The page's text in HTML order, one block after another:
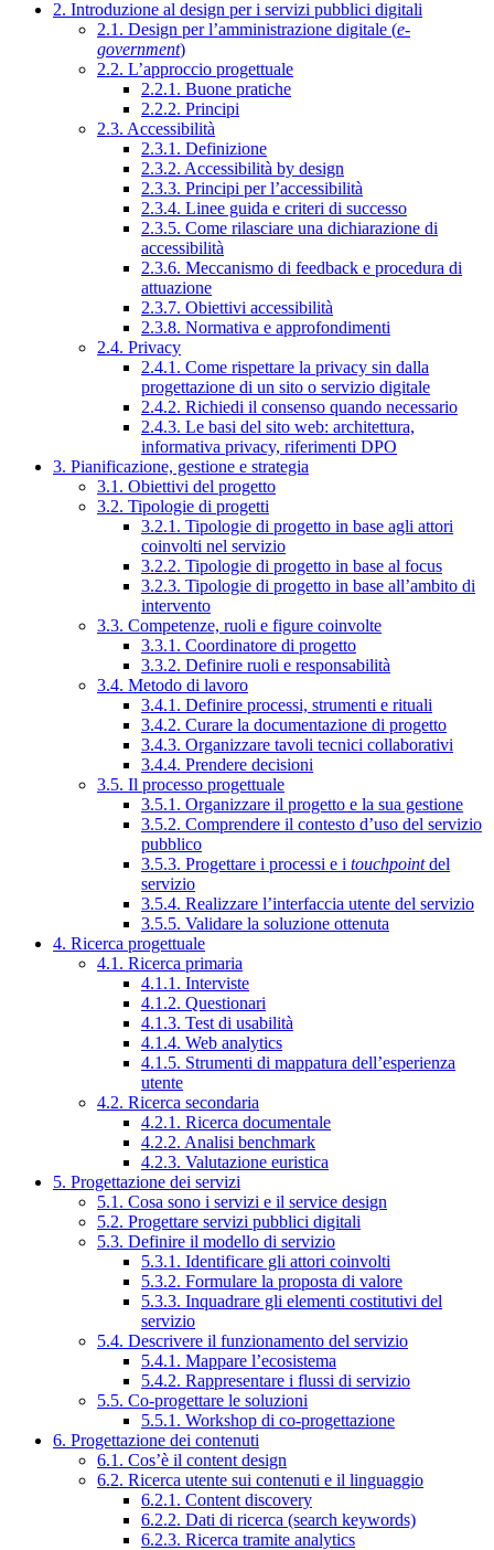
2. Introduzione al design per i servizi pubblici digitali
2.1. Design per l’amministrazione digitale (e-
government)
2.2. L’approccio progettuale
2.2.1. Buone pratiche
2.2.2. Principi
2.3. Accessibilità
2.3.1. Definizione
2.3.2. Accessibilità by design
2.3.3. Principi per l’accessibilità
2.3.4. Linee guida e criteri di successo
2.3.5. Come rilasciare una dichiarazione di
accessibilità
2.3.6. Meccanismo di feedback e procedura di
attuazione
2.3.7. Obiettivi accessibilità
2.3.8. Normativa e approfondimenti
2.4. Privacy
2.4.1. Come rispettare la privacy sin dalla
progettazione di un sito o servizio digitale
2.4.2. Richiedi il consenso quando necessario
2.4.3. Le basi del sito web: architettura,
informativa privacy, riferimenti DPO
3. Pianificazione, gestione e strategia
3.1. Obiettivi del progetto
3.2. Tipologie di progetti
3.2.1. Tipologie di progetto in base agli attori
coinvolti nel servizio
3.2.2. Tipologie di progetto in base al focus
3.2.3. Tipologie di progetto in base all’ambito di
intervento
3.3. Competenze, ruoli e figure coinvolte
3.3.1. Coordinatore di progetto
3.3.2. Definire ruoli e responsabilità
3.4. Metodo di lavoro
3.4.1. Definire processi, strumenti e rituali
3.4.2. Curare la documentazione di progetto
3.4.3. Organizzare tavoli tecnici collaborativi
3.4.4. Prendere decisioni
3.5. Il processo progettuale
3.5.1. Organizzare il progetto e la sua gestione
3.5.2. Comprendere il contesto d’uso del servizio
pubblico
3.5.3. Progettare i processi e i touchpointdel
servizio
3.5.4. Realizzare l’interfaccia utente del servizio
3.5.5. Validare la soluzione ottenuta
4. Ricerca progettuale
4.1. Ricerca primaria
4.1.1. Interviste
4.1.2. Questionari
4.1.3. Test di usabilità
4.1.4. Web analytics
4.1.5. Strumenti di mappatura dell’esperienza
utente
4.2. Ricerca secondaria
4.2.1. Ricerca documentale
4.2.2. Analisi benchmark
4.2.3. Valutazione euristica
5. Progettazione dei servizi
5.1. Cosa sono i servizi e il service design
5.2. Progettare servizi pubblici digitali
5.3. Definire il modello di servizio
5.3.1. Identificare gli attori coinvolti
5.3.2. Formulare la proposta di valore
5.3.3. Inquadrare gli elementi costitutivi del
servizio
5.4. Descrivere il funzionamento del servizio
5.4.1. Mappare l’ecosistema
5.4.2. Rappresentare i flussi di servizio
5.5. Co-progettare le soluzioni
5.5.1. Workshop di co-progettazione
6. Progettazione dei contenuti
6.1. Cos’è il content design
6.2. Ricerca utente sui contenuti e il linguaggio
6.2.1. Content discovery
6.2.2. Dati di ricerca (search keywords)
6.2.3. Ricerca tramite analytics